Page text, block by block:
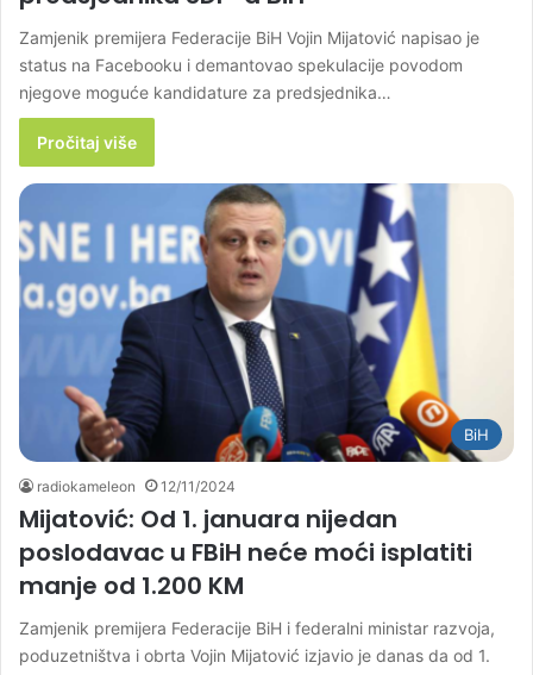
Zamjenik premijera Federacije BiH Vojin Mijatović napisao je
status na Facebooku i demantovao spekulacije povodom
njegove moguće kandidature za predsjednika…
Pročitaj više
BiH
radiokameleon 12/11/2024
Mijatović: Od 1. januara nijedan
poslodavac u FBiH neće moći isplatiti
manje od 1.200 KM
Zamjenik premijera Federacije BiH i federalni ministar razvoja,
poduzetništva i obrta Vojin Mijatović izjavio je danas da od 1.